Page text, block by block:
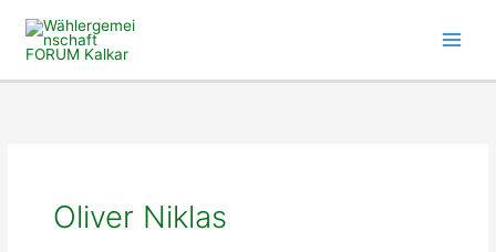
Inhalt
Oliver Niklas